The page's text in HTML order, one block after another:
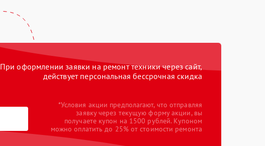
При оформлении заявки на ремонт техники через сайт,
действует персональная бессрочная скидка
*Условия акции предполагают, что отправляя
заявку через текущую форму акции, вы
получаете купон на 1500 рублей. Купоном
можно оплатить до 25% от стоимости ремонта